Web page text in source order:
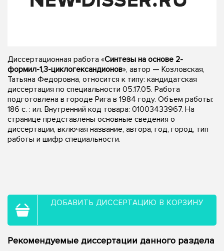
Диссертационная работа «Синтезы на основе 2-
формил-1,3-циклогександионов», автор — Козловская,
Татьяна Федоровна, относится к типу: кандидатская
диссертация по специальности 05.17.05. Работа
подготовлена в городе Рига в 1984 году. Объем работы:
186 c. : ил. Внутренний код товара: 01003433967. На
странице представлены основные сведения о
диссертации, включая название, автора, год, город, тип
работы и шифр специальности.
ДОБАВИТЬ ДИССЕРТАЦИЮ В КОРЗИНУ
Рекомендуемые диссертации данного раздела